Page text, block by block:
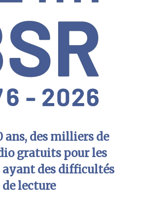
ans, des milliers de
gratuits pour les
ayant des difficultés
de lecture